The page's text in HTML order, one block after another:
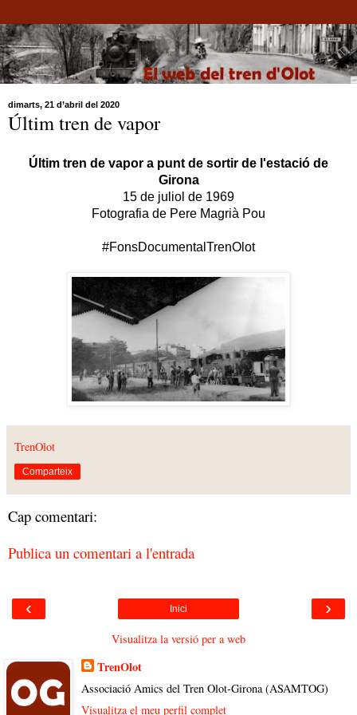
dimarts, 21 d’abril del 2020
Últim tren de vapor
Últim tren de vapor a punt de sortir de l'estació de
Girona
15 de juliol de 1969
Fotografia de Pere Magrià Pou
#FonsDocumentalTrenOlot
TrenOlot
Comparteix
Cap comentari:
Publica un comentari a l'entrada
‹ ›
Inici
Visualitza la versió per a web
TrenOlot
Associació Amics del Tren Olot-Girona (ASAMTOG)
Visualitza el meu perfil complet